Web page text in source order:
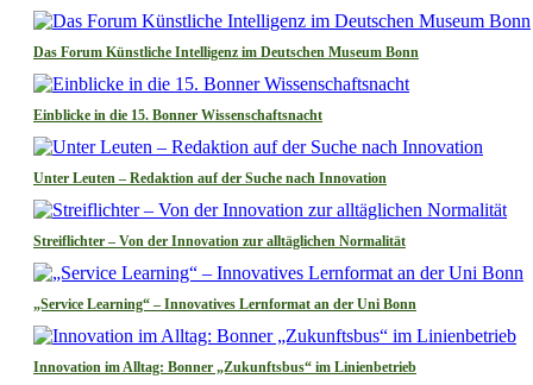
Das Forum Künstliche Intelligenz im Deutschen Museum Bonn
Einblicke in die 15. Bonner Wissenschaftsnacht
Unter Leuten – Redaktion auf der Suche nach Innovation
Streiflichter – Von der Innovation zur alltäglichen Normalität
„Service Learning“ – Innovatives Lernformat an der Uni Bonn
Innovation im Alltag: Bonner „Zukunftsbus“ im Linienbetrieb